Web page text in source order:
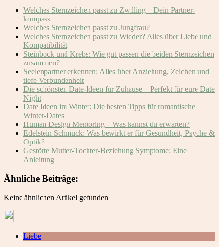
Welches Sternzeichen passt zu Zwilling – Dein Partner­
kompass
Welches Sternzeichen passt zu Jungfrau?
Welches Sternzeichen passt zu Widder? Alles über Liebe und
Kompatibilität
Steinbock und Krebs: Wie gut passen die beiden Sternzeichen
zusammen?
Seelenpartner erkennen: Alles über Anziehung, Zeichen und
tiefe Verbundenheit
Die schönsten Date-Ideen für Zuhause – Perfekt für eure Date
Night
Date Ideen im Winter: Die besten Tipps für romantische
Winter-Dates
Human Design Mentoring – Was kannst du erwarten?
Edelstein Schmuck: Was bewirkt er für Gesundheit, Psyche &
Optik?
Gestörte Mutter-Tochter-Beziehung Symptome: Eine
Anleitung
Ähnliche Beiträge:
Keine ähnlichen Artikel gefunden.
Liebe